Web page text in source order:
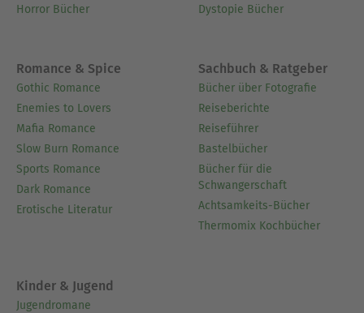
Horror Bücher
Dystopie Bücher
Romance & Spice
Gothic Romance
Enemies to Lovers
Mafia Romance
Slow Burn Romance
Sports Romance
Dark Romance
Erotische Literatur
Sachbuch & Ratgeber
Bücher über Fotografie
Reiseberichte
Reiseführer
Bastelbücher
Bücher für die
Schwangerschaft
Achtsamkeits-Bücher
Thermomix Kochbücher
Kinder & Jugend
Jugendromane